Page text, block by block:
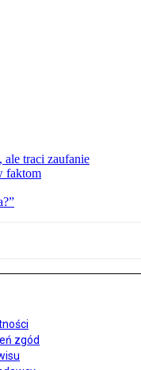
traci zaufanie
faktom
zgód